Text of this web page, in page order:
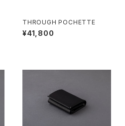
THROUGH POCHETTE
¥41,800